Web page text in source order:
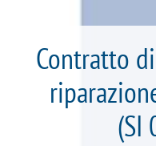
Contratto
(SI